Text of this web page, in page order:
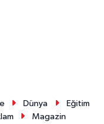
Dünya
Eğitim
Magazin